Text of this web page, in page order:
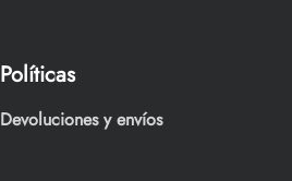
Políticas
Devoluciones y envíos